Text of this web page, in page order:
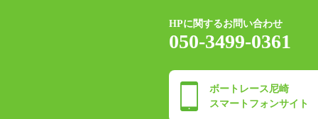
HPに関するお問い合わせ
050-3499-0361
ボートレース尼崎
スマートフォンサイト